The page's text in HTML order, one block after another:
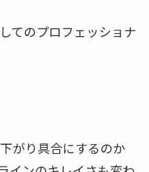
てのプロフェッショナ
がり具合にするのか